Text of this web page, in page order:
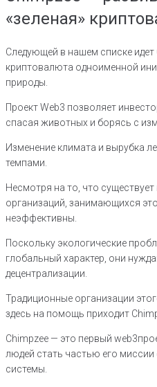
«зеленая»
Следующей в нашем списке идет
криптовалюта одноименной
природы.
Проект Web3 позволяет
спасая животных и борясь с
Изменение климата и вырубка
темпами.
Несмотря на то, что
организаций, занимающихся
неэффективны.
Поскольку экологические
глобальный характер, они
децентрализации.
Традиционные организации
здесь на помощь приходит
Chimpzee — это первый
людей стать частью его
системы.